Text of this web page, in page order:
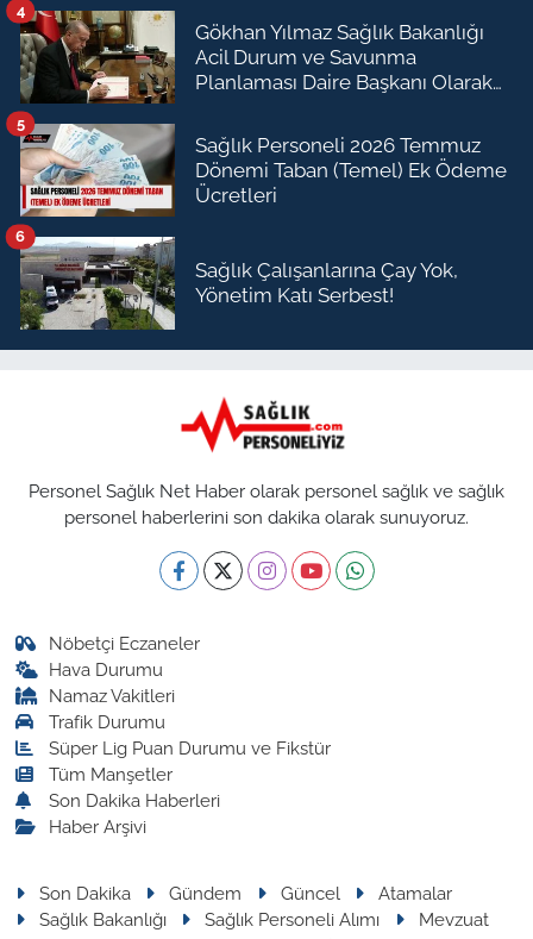
Gökhan Yılmaz Sağlık Bakanlığı
Acil Durum ve Savunma
Planlaması Daire Başkanı Olarak
4
Sağlık Personeli 2026 Temmuz
Dönemi Taban (Temel) Ek Ödeme
Ücretleri
5
Sağlık Çalışanlarına Çay Yok,
Yönetim Katı Serbest!
6
Personel Sağlık Net Haber olarak personel sağlık ve sağlık
personel haberlerini son dakika olarak sunuyoruz.
Nöbetçi Eczaneler
Hava Durumu
Namaz Vakitleri
Trafik Durumu
Süper Lig Puan Durumu ve Fikstür
Tüm Manşetler
Son Dakika Haberleri
Haber Arşivi
Son Dakika Gündem Güncel
Atamalar
Sağlık Bakanlığı
Sağlık Personeli Alımı
Mevzuat